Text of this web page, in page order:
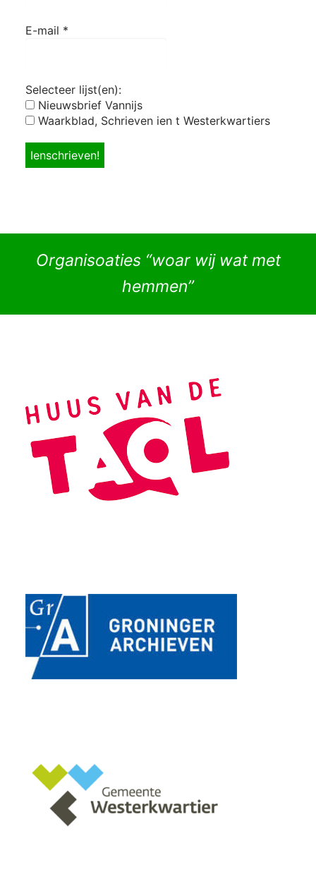
E-mail *
Selecteer lijst(en):
Nieuwsbrief Vannijs
Waarkblad, Schrieven ien t Westerkwartiers
Organisoaties “woar wij wat met
hemmen”